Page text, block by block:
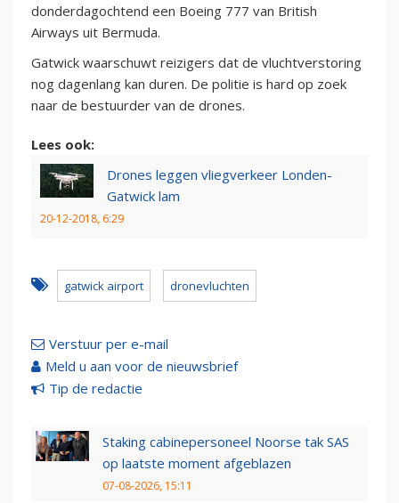
donderdagochtend een Boeing 777 van British
Airways uit Bermuda.
Gatwick waarschuwt reizigers dat de vluchtverstoring
nog dagenlang kan duren. De politie is hard op zoek
naar de bestuurder van de drones.
Lees ook:
Drones leggen vliegverkeer Londen-
Gatwick lam
20-12-2018, 6:29
gatwick airport dronevluchten
Verstuur per e-mail
Meld u aan voor de nieuwsbrief
Tip de redactie
Staking cabinepersoneel Noorse tak SAS
op laatste moment afgeblazen
07-08-2026, 15:11